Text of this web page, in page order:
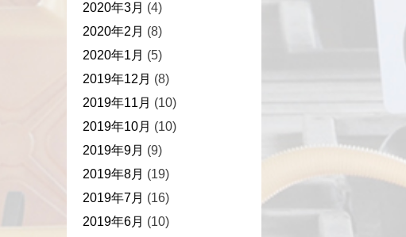
2020年3月 (4)
2020年2月 (8)
2020年1月 (5)
2019年12月 (8)
2019年11月 (10)
2019年10月 (10)
2019年9月 (9)
2019年8月 (19)
2019年7月 (16)
2019年6月 (10)